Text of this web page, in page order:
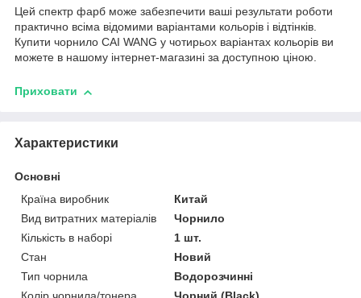
Цей спектр фарб може забезпечити ваші результати роботи
практично всіма відомими варіантами кольорів і відтінків.
Купити чорнило CAI WANG у чотирьох варіантах кольорів ви
можете в нашому інтернет-магазині за доступною ціною.
Приховати
Характеристики
Основні
Країна виробник
Китай
Вид витратних матеріалів
Чорнило
Кількість в наборі
1 шт.
Стан
Новий
Тип чорнила
Водорозчинні